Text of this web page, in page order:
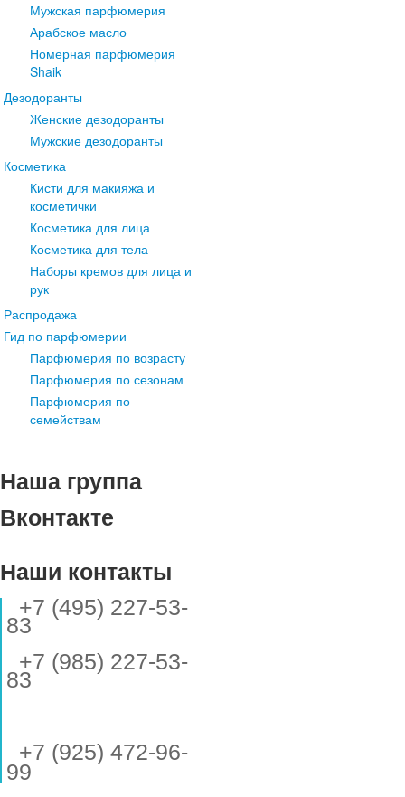
Мужская парфюмерия
Арабское масло
Номерная парфюмерия
Shaik
Дезодоранты
Женские дезодоранты
Мужские дезодоранты
Косметика
Кисти для макияжа и
косметички
Косметика для лица
Косметика для тела
Наборы кремов для лица и
рук
Распродажа
Гид по парфюмерии
Парфюмерия по возрасту
Парфюмерия по сезонам
Парфюмерия по
семействам
Наша группа
Вконтакте
Наши контакты
+7 (495) 227-53-
83
+7 (985) 227-53-
83
+7 (925) 472-96-
99